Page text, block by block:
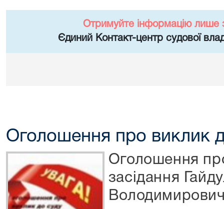
Отримуйте інформацію лише
Єдиний Контакт-центр судової
Оголошення про виклик
Оголошення
засідання